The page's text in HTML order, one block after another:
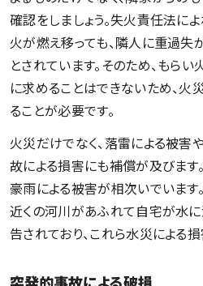
確認をしましょう。失火責任法に
火が燃え移っても、隣人に重過
とされています。そのため、もら
に求めることはできないため、
ることが必要です。
火災だけでなく、落雷による被害
故による損害にも補償が及びます
豪雨による被害が相次いでいます
近くの河川があふれて自宅が水
告されており、これら水災による
突発的事故による破損